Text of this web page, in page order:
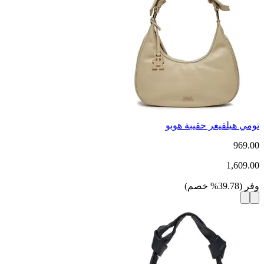
تومي هيلفيغر حقيبة هوبو
969.00
1,609.00
وفر (
39.78
% خصم)